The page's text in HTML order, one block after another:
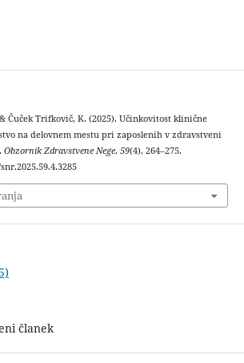
Čuček Trifkovič, K. (2025). Učinkovitost klinične
na delovnem mestu pri zaposlenih v zdravstveni
Obzornik Zdravstvene Nege, 59(4), 264–275.
članek